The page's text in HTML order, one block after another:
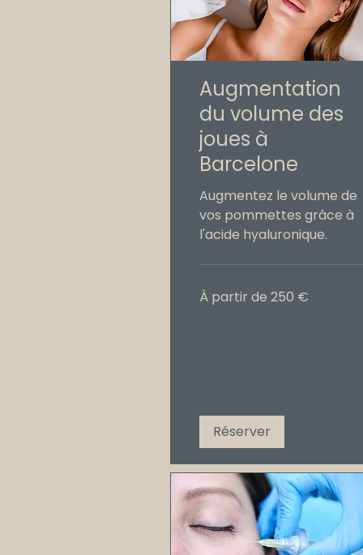
Augmentation
du volume des
joues à
Barcelone
Augmentez le volume de
vos pommettes grâce à
l'acide hyaluronique.
À
partir
À partir de 250 €
Réserver